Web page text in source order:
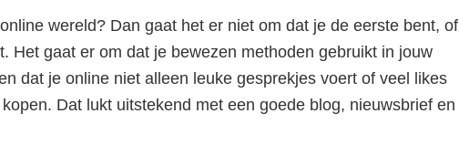
wereld? Dan gaat het er niet om dat je de eerste bent, of
Het gaat er om dat je bewezen methoden gebruikt in jouw
dat je online niet alleen leuke gesprekjes voert of veel likes
Dat lukt uitstekend met een goede blog, nieuwsbrief en